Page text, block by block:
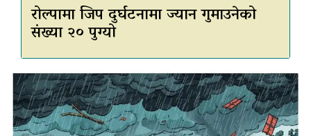
रोल्पामा जिप दुर्घटनामा ज्यान गुमाउनेको
संख्या २० पुग्यो